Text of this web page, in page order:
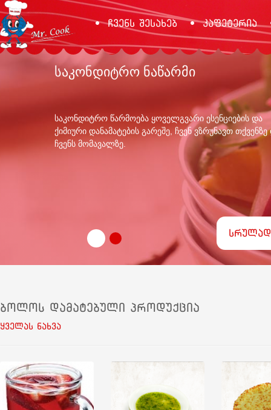
ჩვენს შესახებ კაფეტერია
საკონდიტრო ნაწარმი
საკონდიტრო წარმოება ყოველგვარი ესენციების და
ქიმიური დანამატების გარეშე, ჩვენ ვზრუნავთ თქვენზე
ჩვენს მომავალზე.
სრულად
ბოლოს დამატებული პროდუქცია
ყველას ნახვა